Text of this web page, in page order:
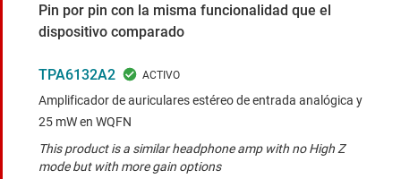
Pin por pin con la misma funcionalidad que el
dispositivo comparado
TPA6132A2
Amplificador de auriculares estéreo de entrada analógica y
25 mW en WQFN
This product is a similar headphone amp with no High Z
mode but with more gain options